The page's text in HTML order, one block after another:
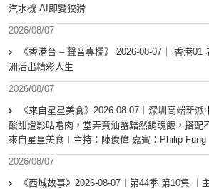
汽水機 AI即變狡猾
2026/08/07
《香港台 – 聲音專欄》 2026-08-07｜ 香港01
洲活出精彩人生
2026/08/07
《來自星星美食》2026-08-07︱深圳高端新
酸甜燈影咕嚕肉，堂弄黃油蟹黯然銷魂飯，搭配
來自星星美食︱主持：陳俊偉 嘉賓：Philip Fung
2026/08/07
《西城故事》2026-08-07︱第44季 第10集 ︱